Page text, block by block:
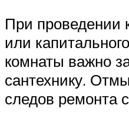
При проведении
или
комнаты важно
сантехнику.
следов ремонта